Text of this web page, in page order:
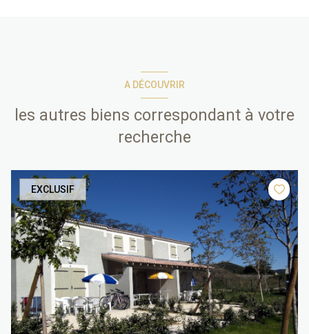
A DÉCOUVRIR
les autres biens correspondant à votre
recherche
EXCLUSIF